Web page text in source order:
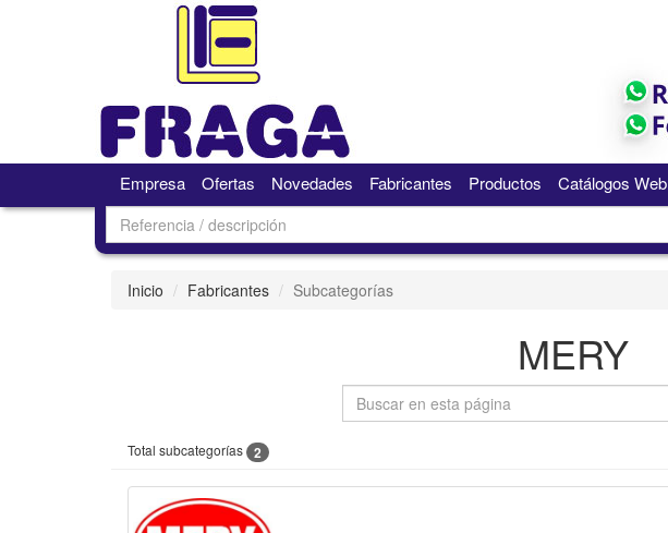
Empresa Ofertas Novedades Fabricantes Productos Catálogos Web
Inicio Fabricantes Subcategorías
MERY
Total subcategorías 2